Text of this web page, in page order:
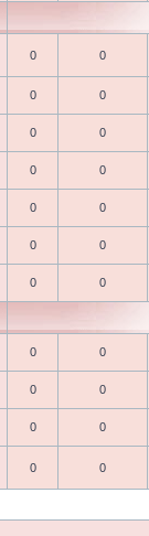
0 0
0 0
0 0
0 0
0 0
0 0
0 0
0 0
0 0
0 0
0 0